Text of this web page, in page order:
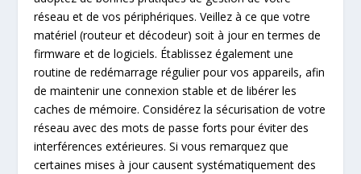
réseau et de vos périphériques. Veillez à ce que votre
matériel (routeur et décodeur) soit à jour en termes de
firmware et de logiciels. Établissez également une
routine de redémarrage régulier pour vos appareils, afin
de maintenir une connexion stable et de libérer les
caches de mémoire. Considérez la sécurisation de votre
réseau avec des mots de passe forts pour éviter des
interférences extérieures. Si vous remarquez que
certaines mises à jour causent systématiquement des